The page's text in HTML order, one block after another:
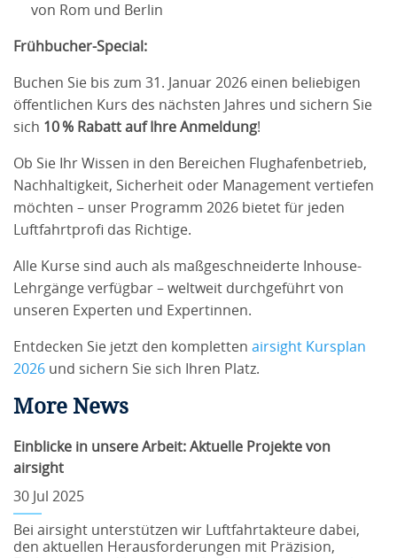
von Rom und Berlin
Frühbucher-Special:
Buchen Sie bis zum 31. Januar 2026 einen beliebigen
öffentlichen Kurs des nächsten Jahres und sichern Sie
sich 10 % Rabatt auf Ihre Anmeldung!
Ob Sie Ihr Wissen in den Bereichen Flughafenbetrieb,
Nachhaltigkeit, Sicherheit oder Management vertiefen
möchten – unser Programm 2026 bietet für jeden
Luftfahrtprofi das Richtige.
Alle Kurse sind auch als maßgeschneiderte Inhouse-
Lehrgänge verfügbar – weltweit durchgeführt von
unseren Experten und Expertinnen.
Entdecken Sie jetzt den kompletten airsight Kursplan
2026 und sichern Sie sich Ihren Platz.
More News
Einblicke in unsere Arbeit: Aktuelle Projekte von
airsight
30 Jul 2025
Bei airsight unterstützen wir Luftfahrtakteure dabei,
den aktuellen Herausforderungen mit Präzision,